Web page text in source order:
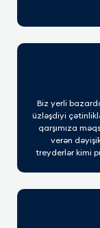
Biz yerli
üzləşdiyi
qarşımıza
verən
treyderlər kimi